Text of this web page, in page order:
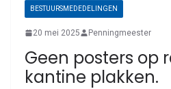
BESTUURSMEDEDELINGEN
20 mei 2025 Penningmeester
Geen posters op
kantine plakken.